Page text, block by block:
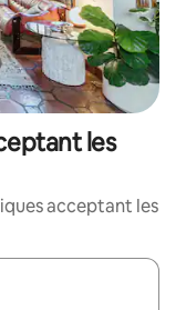
les
acceptant les
les flèches vers le